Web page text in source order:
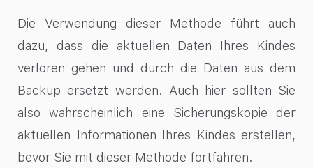
Die Verwendung dieser Methode führt auch
dazu, dass die aktuellen Daten Ihres Kindes
verloren gehen und durch die Daten aus dem
Backup ersetzt werden. Auch hier sollten Sie
also wahrscheinlich eine Sicherungskopie der
aktuellen Informationen Ihres Kindes erstellen,
bevor Sie mit dieser Methode fortfahren.